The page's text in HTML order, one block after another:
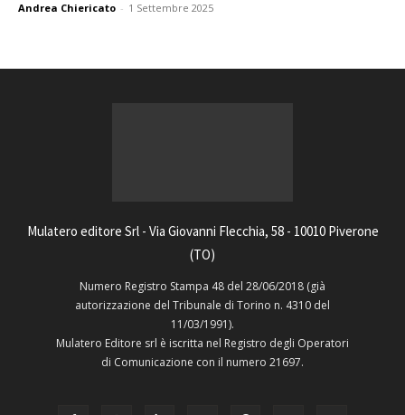
Andrea Chiericato - 1 Settembre 2025
Mulatero editore Srl - Via Giovanni Flecchia, 58 - 10010 Piverone
(TO)
Numero Registro Stampa 48 del 28/06/2018 (già
autorizzazione del Tribunale di Torino n. 4310 del
11/03/1991).
Mulatero Editore srl è iscritta nel Registro degli Operatori
di Comunicazione con il numero 21697.